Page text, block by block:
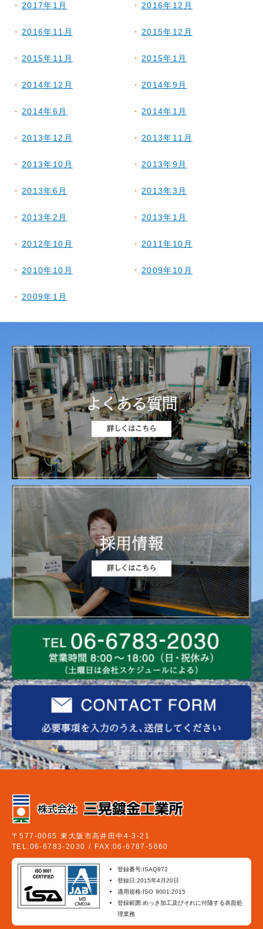
2017年1月 2016年12月
2016年11月 2015年12月
2015年11月 2015年1月
2014年12月 2014年9月
2014年6月 2014年1月
2013年12月 2013年11月
2013年10月 2013年9月
2013年6月 2013年3月
2013年2月 2013年1月
2012年10月 2011年10月
2010年10月 2009年10月
2009年1月
〒577-0065 東大阪市高井田中4-3-21
TEL:06-6783-2030 / FAX:06-6787-5660
登録番号:ISAQ972
登録日:2015年4月20日
適用規格:ISO 9001:2015
登録範囲:めっき加工及びそれに付随する表面処
理業務